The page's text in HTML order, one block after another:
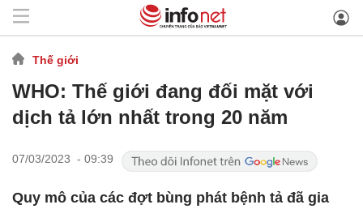
Thế giới
WHO: Thế giới đang đối mặt với
dịch tả lớn nhất trong 20 năm
07/03/2023 - 09:39
Quy mô của các đợt bùng phát bệnh tả đã gia